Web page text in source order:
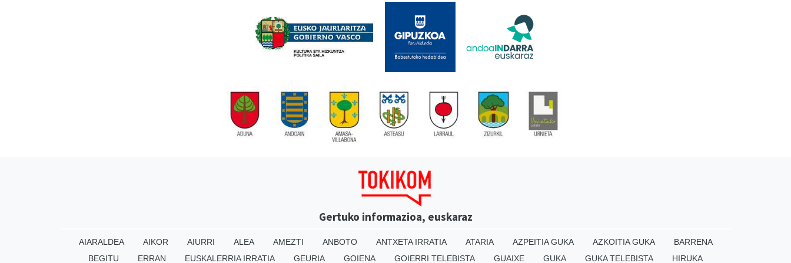
Gertuko informazioa, euskaraz
AIARALDEA AIKOR AIURRI ALEA AMEZTI ANBOTO ANTXETA IRRATIA ATARIA AZPEITIA GUKA AZKOITIA GUKA
BARRENA
BEGITU
ERRAN EUSKALERRIA IRRATIA GEURIA GOIENA GOIERRI TELEBISTA GUAIXE GUKA GUKA TELEBISTA HIRUKA